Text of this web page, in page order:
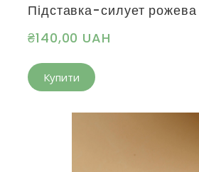
Підставка-силует рожева
₴140,00 UAH
Купити